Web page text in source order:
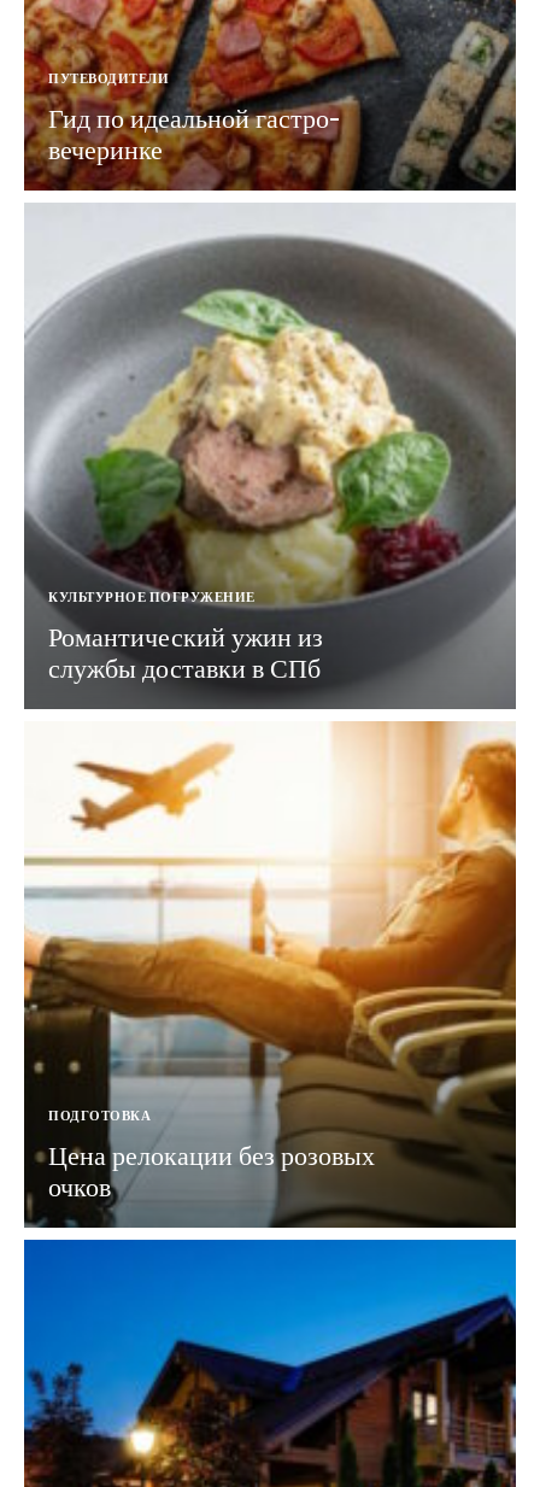
ПУТЕВОДИТЕЛИ
Гид по идеальной гастро-
вечеринке
КУЛЬТУРНОЕ ПОГРУЖЕНИЕ
Романтический ужин из
службы доставки в СПб
ПОДГОТОВКА
Цена релокации без розовых
очков